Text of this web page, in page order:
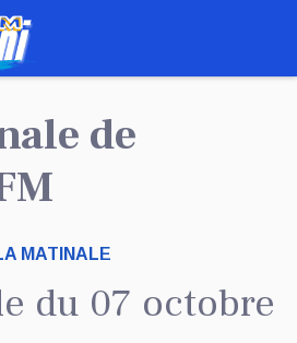
de
MATINALE
du 07 octobre